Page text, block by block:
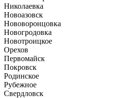
Николаевка
Новоазовск
Нововоронцовка
Новогродовка
Новотроицкое
Орехов
Первомайск
Покровск
Родинское
Рубежное
Свердловск